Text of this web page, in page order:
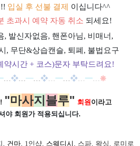
입실 후 선불 결제 이십니다^^
초과시 예약 자동 취소 되세요!
, 발신자없음, 핸폰아님, 비매너,
, 무단&상습캔슬, 퇴폐, 불법요구
약시간 + 코스)문자 부탁드려요!
…❖…━…❖…━…❖…━…❋
"마사지 블루" 회원 이라고
야 회원가 적용되십니다.
, 건마, 1인샵, 스웨디시 , 스파, 왁싱, 로미로